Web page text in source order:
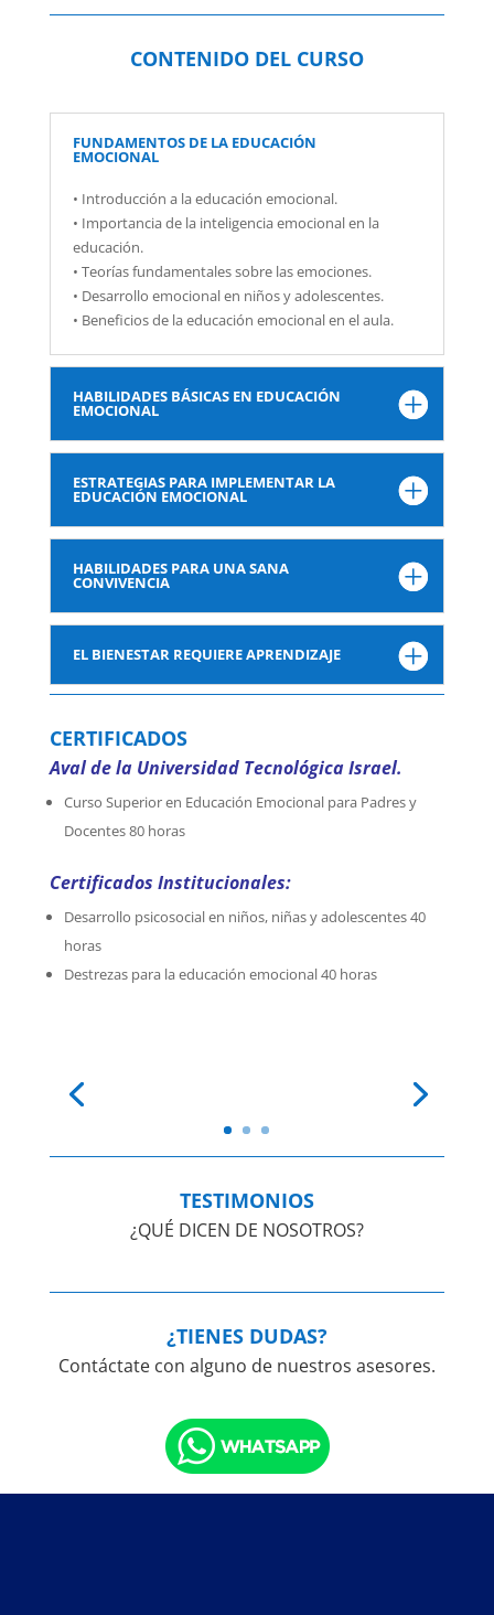
CONTENIDO DEL CURSO
FUNDAMENTOS DE LA EDUCACIÓN
EMOCIONAL
• Introducción a la educación emocional.
• Importancia de la inteligencia emocional en la
educación.
• Teorías fundamentales sobre las emociones.
• Desarrollo emocional en niños y adolescentes.
• Beneficios de la educación emocional en el aula.
HABILIDADES BÁSICAS EN EDUCACIÓN
EMOCIONAL
ESTRATEGIAS PARA IMPLEMENTAR LA
EDUCACIÓN EMOCIONAL
HABILIDADES PARA UNA SANA
CONVIVENCIA
EL BIENESTAR REQUIERE APRENDIZAJE
CERTIFICADOS
Aval de la Universidad Tecnológica Israel.
Curso Superior en Educación Emocional para Padres y
Docentes 80 horas
Certificados Institucionales:
Desarrollo psicosocial en niños, niñas y adolescentes 40
horas
Destrezas para la educación emocional 40 horas
TESTIMONIOS
¿QUÉ DICEN DE NOSOTROS?
¿TIENES DUDAS?
Contáctate con alguno de nuestros asesores.